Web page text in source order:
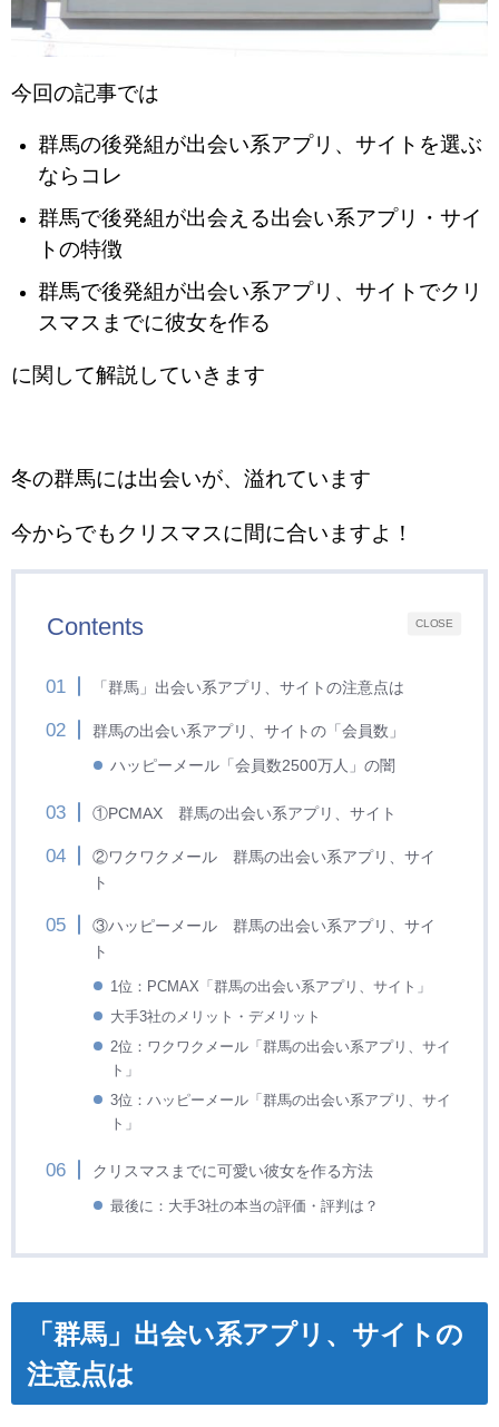
今回の記事では
群馬の後発組が出会い系アプリ、サイトを選ぶ
ならコレ
群馬で後発組が出会える出会い系アプリ・サイ
トの特徴
群馬で後発組が出会い系アプリ、サイトでクリ
スマスまでに彼女を作る
に関して解説していきます
冬の群馬には出会いが、溢れています
今からでもクリスマスに間に合いますよ！
CLOSE
Contents
「群馬」出会い系アプリ、サイトの注意点は
群馬の出会い系アプリ、サイトの「会員数」
ハッピーメール「会員数2500万人」の闇
①PCMAX 群馬の出会い系アプリ、サイト
②ワクワクメール 群馬の出会い系アプリ、サイ
ト
③ハッピーメール 群馬の出会い系アプリ、サイ
ト
1位：PCMAX 「群馬の出会い系アプリ、サイト」
大手3社のメリット・デメリット
2位：ワクワクメール 「群馬の出会い系アプリ、サイ
ト」
3位：ハッピーメール 「群馬の出会い系アプリ、サイ
ト」
クリスマスまでに可愛い彼女を作る方法
最後に：大手3社の本当の評価・評判は？
「群馬」出会い系アプリ、サイトの
注意点は